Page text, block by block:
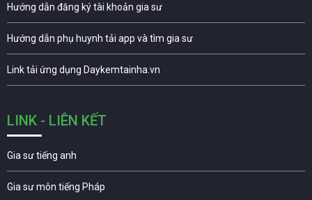
Hướng dẫn đăng ký tài khoản gia sư
Hướng dẫn phụ huynh tải app và tìm gia sư
Link tải ứng dụng Daykemtainha.vn
LINK - LIÊN KẾT
Gia sư tiếng anh
Gia sư môn tiếng Pháp